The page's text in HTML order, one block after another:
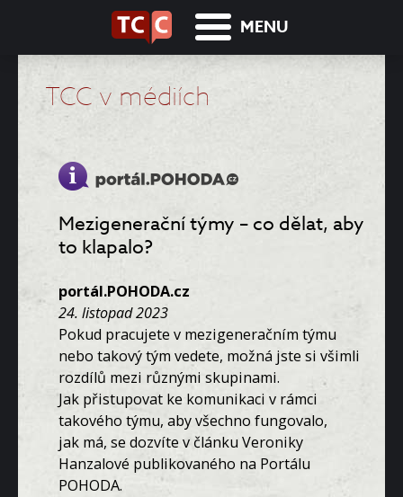
MENU
TCC v médiích
Mezigenerační týmy – co dělat, aby
to klapalo?
portál.POHODA.cz
24. listopad 2023
Pokud pracujete v mezigeneračním týmu
nebo takový tým vedete, možná jste si všimli
rozdílů mezi různými skupinami.
Jak přistupovat ke komunikaci v rámci
takového týmu, aby všechno fungovalo,
jak má, se dozvíte v článku Veroniky
Hanzalové publikovaného na Portálu
POHODA.